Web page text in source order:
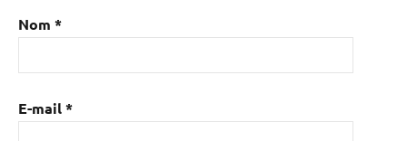
Nom *
E-mail*